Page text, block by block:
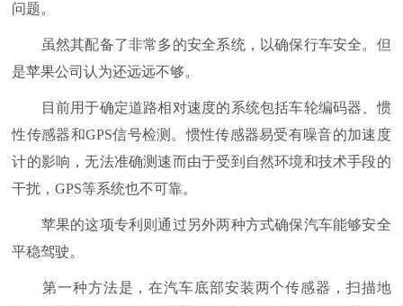
问题。
虽然其配备了非常多的安全系统，以确保行车安全。但
是苹果公司认为还远远不够。
目前用于确定道路相对速度的系统包括车轮编码器、惯
性传感器和GPS信号检测。惯性传感器易受有噪音的加速度
计的影响，无法准确测速而由于受到自然环境和技术手段的
干扰，GPS等系统也不可靠。
苹果的这项专利则通过另外两种方式确保汽车能够安全
平稳驾驶。
第一种方法是，在汽车底部安装两个传感器，扫描地